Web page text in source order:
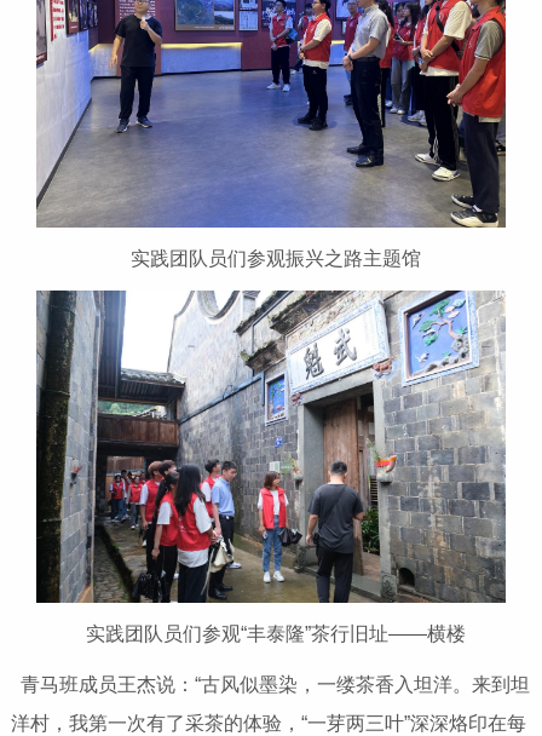
实践团队员们参观振兴之路主题馆
实践团队员们参观“丰泰隆”茶行旧址——横楼
青马班成员王杰说：“古风似墨染，一缕茶香入坦洋。来到坦
洋村，我第一次有了采茶的体验，“一芽两三叶”深深烙印在每